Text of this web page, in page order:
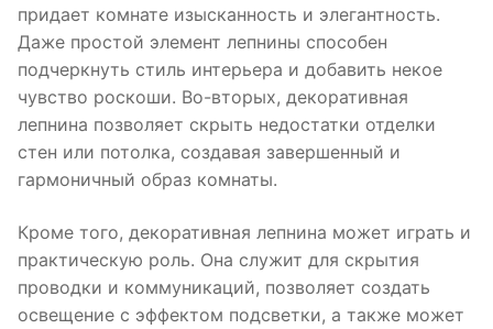
придает комнате изысканность и элегантность.
Даже простой элемент лепнины способен
подчеркнуть стиль интерьера и добавить некое
чувство роскоши. Во-вторых, декоративная
лепнина позволяет скрыть недостатки отделки
стен или потолка, создавая завершенный и
гармоничный образ комнаты.
Кроме того, декоративная лепнина может играть и
практическую роль. Она служит для скрытия
проводки и коммуникаций, позволяет создать
освещение с эффектом подсветки, а также может